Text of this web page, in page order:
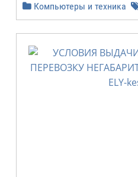
Компьютеры и техника